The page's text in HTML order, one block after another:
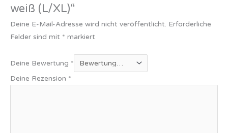
weiß (L/XL)“
Deine E-Mail-Adresse wird nicht veröffentlicht. Erforderliche
Felder sind mit * markiert
Deine Bewertung *
Deine Rezension *